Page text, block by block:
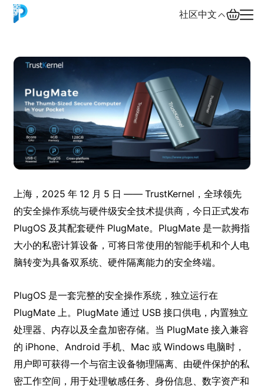
社区中文
上海，2025 年 12 月 5 日 —— TrustKernel，全球领先
的安全操作系统与硬件级安全技术提供商，今日正式发布
PlugOS 及其配套硬件 PlugMate。PlugMate 是一款拇指
大小的私密计算设备，可将日常使用的智能手机和个人电
脑转变为具备双系统、硬件隔离能力的安全终端。
PlugOS 是一套完整的安全操作系统，独立运行在
PlugMate 上。PlugMate 通过 USB 接口供电，内置独立
处理器、内存以及全盘加密存储。当 PlugMate 接入兼容
的 iPhone、Android 手机、Mac 或 Windows 电脑时，
用户即可获得一个与宿主设备物理隔离、由硬件保护的私
密工作空间，用于处理敏感任务、身份信息、数字资产和
English
中文
Español
Русский